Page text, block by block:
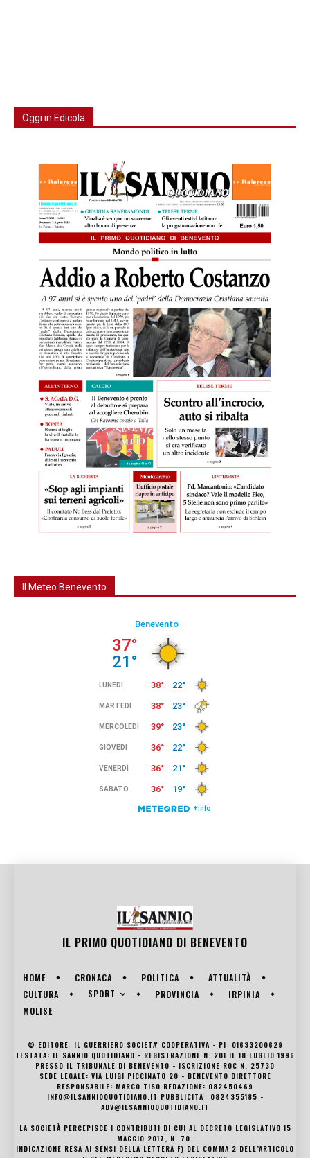
Oggi in Edicola
Il Meteo Benevento
IL PRIMO QUOTIDIANO DI BENEVENTO
HOME CRONACA POLITICA
ATTUALITÀ
CULTURA
SPORT PROVINCIA
IRPINIA
MOLISE
© EDITORE: IL GUERRIERO SOCIETA' COOPERATIVA - PI: 01633200629
TESTATA: IL SANNIO QUOTIDIANO - REGISTRAZIONE N. 201 IL 18 LUGLIO 1996
PRESSO IL TRIBUNALE DI BENEVENTO - ISCRIZIONE ROC N. 25730
SEDE LEGALE: VIA LUIGI PICCINATO 20 - BENEVENTO DIRETTORE
RESPONSABILE: MARCO TISO REDAZIONE: 082450469
INFO@ILSANNIOQUOTIDIANO.IT PUBBLICITA': 0824355185 -
ADV@ILSANNIOQUOTIDIANO.IT
LA SOCIETÀ PERCEPISCE I CONTRIBUTI DI CUI AL DECRETO LEGISLATIVO 15
MAGGIO 2017, N. 70.
INDICAZIONE RESA AI SENSI DELLA LETTERA F) DEL COMMA 2 DELL’ARTICOLO